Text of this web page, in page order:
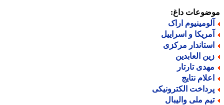
داغ:
اراک
و اسراییل
مرکزی
العابدین
تارتار
نتایج
الکترونیکی
ملی والیبال